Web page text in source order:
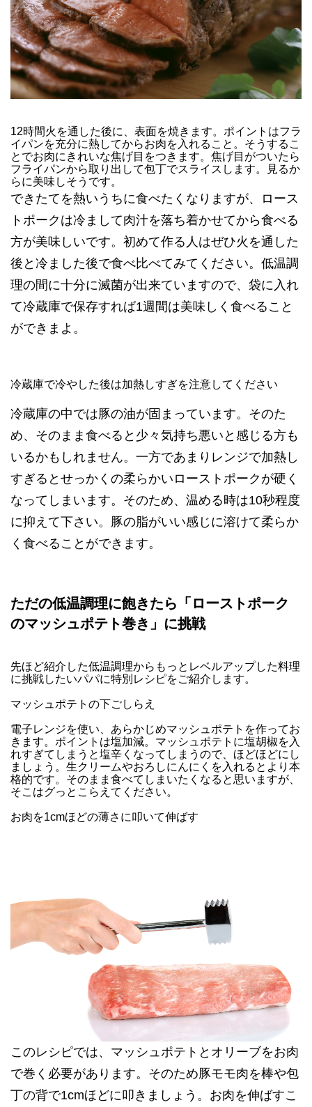
12時間火を通した後に、表面を焼きます。ポイントはフラ
イパンを充分に熱してからお肉を入れること。そうするこ
とでお肉にきれいな焦げ目をつきます。焦げ目がついたら
フライパンから取り出して包丁でスライスします。見るか
らに美味しそうです。
できたてを熱いうちに食べたくなりますが、ロース
トポークは冷まして肉汁を落ち着かせてから食べる
方が美味しいです。初めて作る人はぜひ火を通した
後と冷ました後で食べ比べてみてください。低温調
理の間に十分に滅菌が出来ていますので、袋に入れ
て冷蔵庫で保存すれば1週間は美味しく食べること
ができまよ。
冷蔵庫で冷やした後は加熱しすぎを注意してください
冷蔵庫の中では豚の油が固まっています。そのた
め、そのまま食べると少々気持ち悪いと感じる方も
いるかもしれません。一方であまりレンジで加熱し
すぎるとせっかくの柔らかいローストポークが硬く
なってしまいます。そのため、温める時は10秒程度
に抑えて下さい。豚の脂がいい感じに溶けて柔らか
く食べることができます。
ただの低温調理に飽きたら「ローストポーク
のマッシュポテト巻き」に挑戦
先ほど紹介した低温調理からもっとレベルアップした料理
に挑戦したいパパに特別レシピをご紹介します。
マッシュポテトの下ごしらえ
電子レンジを使い、あらかじめマッシュポテトを作ってお
きます。ポイントは塩加減。マッシュポテトに塩胡椒を入
れすぎてしまうと塩辛くなってしまうので、ほどほどにし
ましょう。生クリームやおろしにんにくを入れるとより本
格的です。そのまま食べてしまいたくなると思いますが、
そこはグっとこらえてください。
お肉を1cmほどの薄さに叩いて伸ばす
このレシピでは、マッシュポテトとオリーブをお肉
で巻く必要があります。そのため豚モモ肉を棒や包
丁の背で1cmほどに叩きましょう。お肉を伸ばすこ